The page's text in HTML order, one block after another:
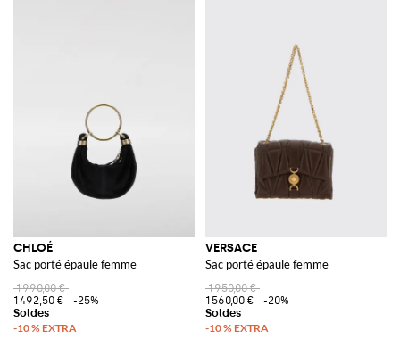
CHLOÉ
Sac porté épaule femme
1 990,00 €
1 492,50 €
-25%
VERSACE
Sac porté épaule femme
1 950,00 €
1 560,00 €
-20%